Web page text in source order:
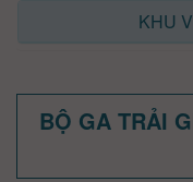
KHU
BỘ GA TRẢI